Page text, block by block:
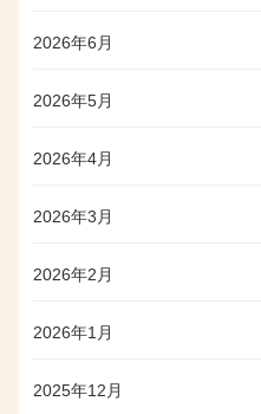
2026年6月
2026年5月
2026年4月
2026年3月
2026年2月
2026年1月
2025年12月